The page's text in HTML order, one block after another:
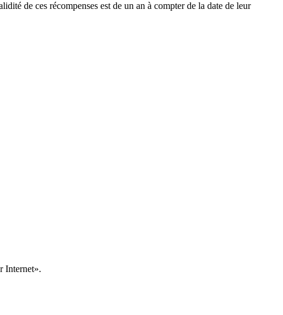
de ces récompenses est de un an à compter de la date de leur
Internet».